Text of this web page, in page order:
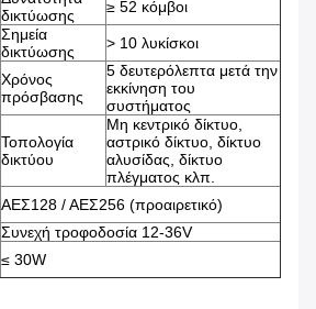
δικτύωσης
≥ 52 κόμβοι
Σημεία
δικτύωσης
> 10 λυκίσκοι
Χρόνος
πρόσβασης
5 δευτερόλεπτα μετά την
εκκίνηση του
συστήματος
Τοπολογία
δικτύου
Μη κεντρικό δίκτυο,
αστρικό δίκτυο, δίκτυο
αλυσίδας, δίκτυο
πλέγματος κλπ.
ΑΕΣ128 / ΑΕΣ256 (προαιρετικό)
Συνεχή τροφοδοσία 12-36V
≤ 30W